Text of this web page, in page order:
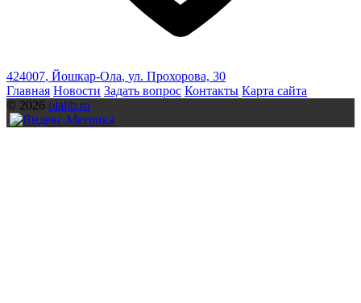
424007, Йошкар-Ола, ул. Прохорова, 30
Главная Новости Задать вопрос Контакты Карта сайта
© 2026 olalib.ru